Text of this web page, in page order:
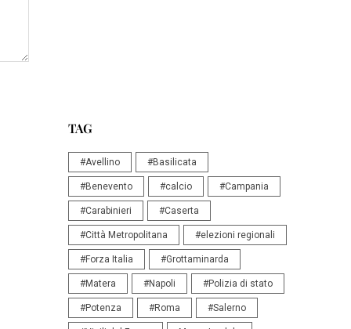
TAG
#Avellino #Basilicata
#Benevento #calcio #Campania
#Carabinieri #Caserta
#Città Metropolitana #elezioni regionali
#Forza Italia #Grottaminarda
#Matera #Napoli #Polizia di stato
#Potenza #Roma #Salerno